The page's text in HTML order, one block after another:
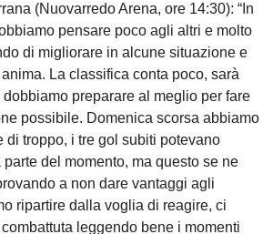
(Nuovarredo Arena, ore 14:30): “In
pensare poco agli altri e molto
di migliorare in alcune situazione e
La classifica conta poco, sarà
dobbiamo preparare al meglio per fare
possibile. Domenica scorsa abbiamo
di troppo, i tre gol subiti potevano
del momento, ma questo se ne
a non dare vantaggi agli
ripartire dalla voglia di reagire, ci
leggendo bene i momenti